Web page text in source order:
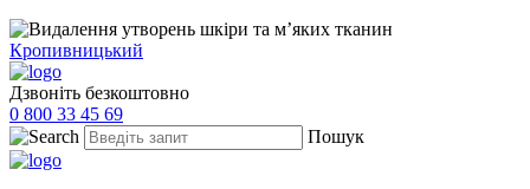
Кропивницький
Дзвоніть безкоштовно
0 800 33 45 69
Пошук